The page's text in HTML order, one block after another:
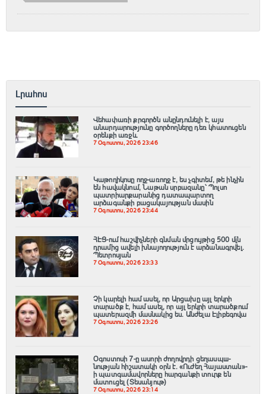
Լրահոս
Վեհափառի քրգործն անընդունելի է, այս
անարդարությունը գործողները դեռ կհատուցեն
օրենքի առջև
7 Օգոստոս, 2026 23:46
Կաթողիկոսը ողջ-առողջ է, ես չգիտեմ, թե ինչին
են հավակնում, Նաթան սրբազանը՝ Պոլսո
պատրիարքարանից դատապարտող
արձագանքի բացակայության մասին
7 Օգոստոս, 2026 23:44
ՀԷՑ-ում հաշվիչների գնման մրցույթից 500 մլն
դրամից ավելի խնայողություն է արձանագրվել.
Պետրոսյան
7 Օգոստոս, 2026 23:33
Չի կարելի համ ասել, որ Արցախը այլ երկրի
տարածք է, համ ասել, որ այլ երկրի տարածքում
պատերազմի մասնակից ես. Անժելա Էլիբեգովա
7 Օգոստոս, 2026 23:26
Օգոստոսի 7-ը ասորի ժողովրդի ցեղասպш-
նության հիշատակի օրն է․ «Ուժեղ Հայաստան»-
ի պատգամավորները հարգանքի տուրք են
մատուցել (Տեսանյութ)
7 Օգոստոս, 2026 23:14